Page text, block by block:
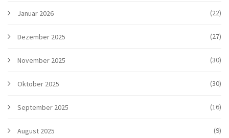
Januar 2026 (22)
Dezember 2025 (27)
November 2025 (30)
Oktober 2025 (30)
September 2025 (16)
August 2025 (9)